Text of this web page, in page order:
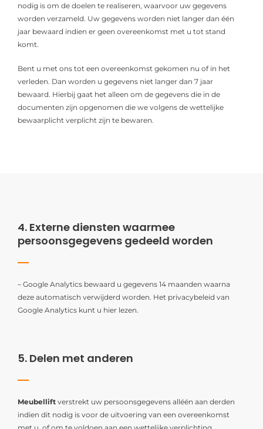
nodig is om de doelen te realiseren, waarvoor uw gegevens
worden verzameld. Uw gegevens worden niet langer dan één
jaar bewaard indien er geen overeenkomst met u tot stand
komt.
Bent u met ons tot een overeenkomst gekomen nu of in het
verleden. Dan worden u gegevens niet langer dan 7 jaar
bewaard. Hierbij gaat het alleen om de gegevens die in de
documenten zijn opgenomen die we volgens de wettelijke
bewaarplicht verplicht zijn te bewaren.
4. Externe diensten waarmee
persoonsgegevens gedeeld worden
– Google Analytics bewaard u gegevens 14 maanden waarna
deze automatisch verwijderd worden. Het privacybeleid van
Google Analytics kunt u hier lezen.
5. Delen met anderen
Meubellift verstrekt uw persoonsgegevens alléén aan derden
indien dit nodig is voor de uitvoering van een overeenkomst